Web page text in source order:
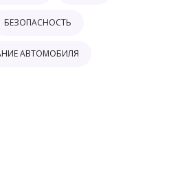
БЕЗОПАСНОСТЬ
АВТОМОБИЛЯ